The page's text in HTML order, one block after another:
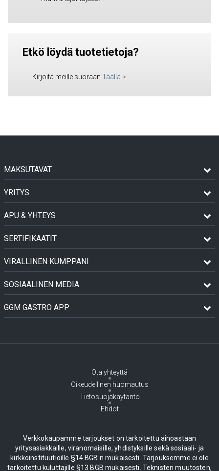
Etkö löydä tuotetietoja?
Kirjoita meille suoraan Täällä >
MAKSUTAVAT
YRITYS
APU & YHTEYS
SERTIFIKAATIT
VIRALLINEN KUMPPANI
SOSIAALINEN MEDIA
GGM GASTRO APP
Ota yhteyttä
Oikeudellinen huomautus
Tietosuojakäytäntö
Ehdot
Verkkokaupamme tarjoukset on tarkoitettu ainoastaan
yritysasiakkaille, viranomaisille, yhdistyksille sekä sosiaali- ja
kirkkoinstituutioille §14 BGB:n mukaisesti. Tarjouksemme ei ole
tarkoitettu kuluttajille §13 BGB mukaisesti. Teknisten muutosten,